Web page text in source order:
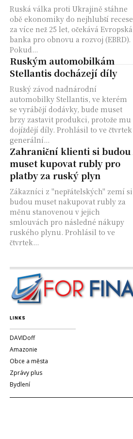
Ruská válka proti Ukrajině stáhne
obě ekonomiky do nejhlubší recese
za více než 25 let, očekává Evropská
banka pro obnovu a rozvoj (EBRD).
Pokud...
Ruským automobilkám
Stellantis docházejí díly
Ruský závod nadnárodní
automobilky Stellantis, ve kterém
se vyrábějí dodávky, bude muset
brzy zastavit produkci, protože mu
dojíždějí díly. Prohlásil to ve čtvrtek
generální...
Zahraniční klienti si budou
muset kupovat rubly pro
platby za ruský plyn
Zákazníci z "nepřátelských" zemí si
budou muset nakupovat rubly za
měnu stanovenou v jejich
smlouvách pro následné nákupy
ruského plynu. Prohlásil to ve
čtvrtek...
LINKS
DAVIDoff
Amazonie
Obce a města
Zprávy plus
Bydlení